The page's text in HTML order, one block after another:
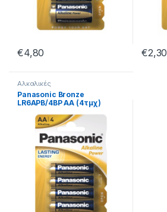
€4,80 €2,30
Αλκαλικές
Panasonic Bronze
LR6APB/4BP AA (4τμχ)